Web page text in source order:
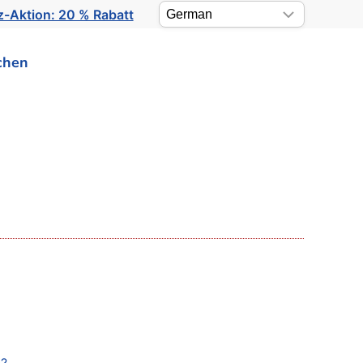
Aktion: 20 % Rabatt